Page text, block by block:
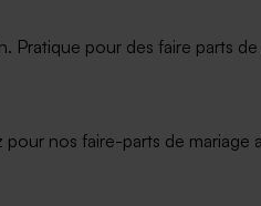
Pratique pour des faire parts
pour nos faire-parts de